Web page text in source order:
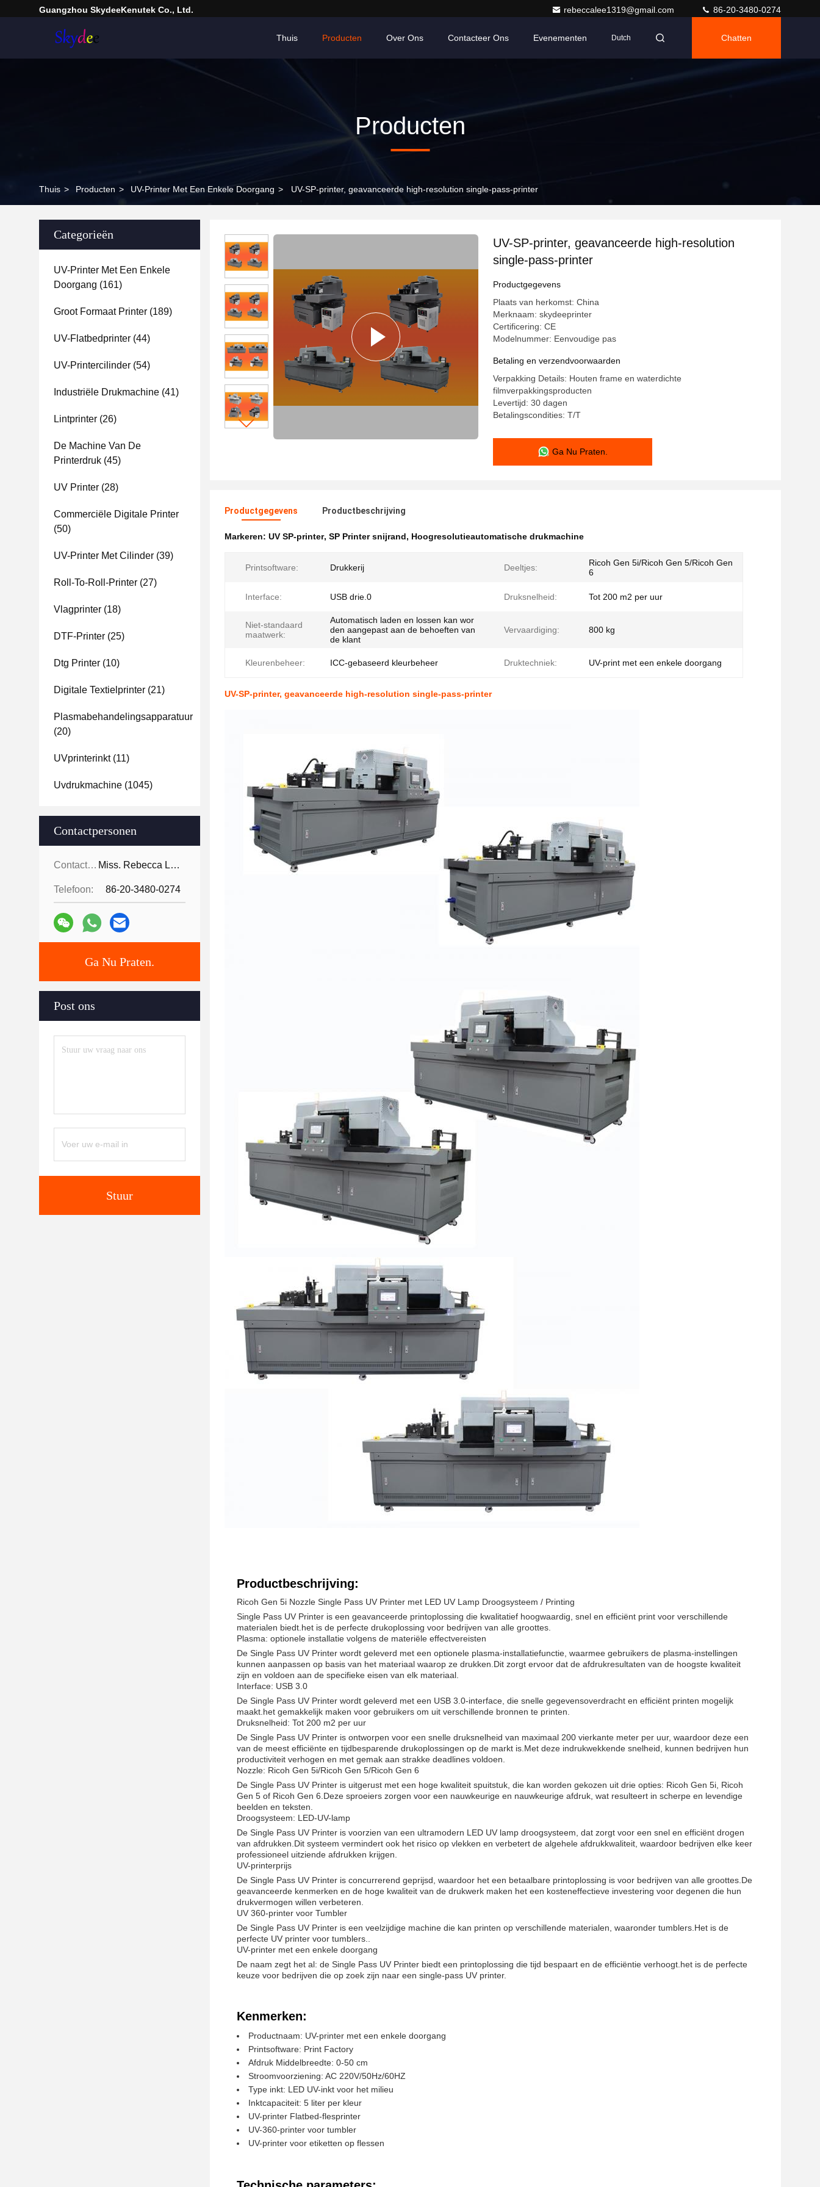
Guangzhou SkydeeKenutek Co., Ltd. rebeccalee1319@gmail.com 86-20-3480-0274
Thuis Producten Over Ons Contacteer Ons Evenementen Dutch Chatten
Producten
Thuis > Producten > UV-Printer Met Een Enkele Doorgang > UV-SP-printer, geavanceerde high-resolution single-pass-printer
Categorieën
UV-Printer Met Een Enkele
Doorgang (161)
Groot Formaat Printer (189)
UV-Flatbedprinter (44)
UV-Printercilinder (54)
Industriële Drukmachine (41)
Lintprinter (26)
De Machine Van De
Printerdruk (45)
UV Printer (28)
Commerciële Digitale Printer
(50)
UV-Printer Met Cilinder (39)
Roll-To-Roll-Printer (27)
Vlagprinter (18)
DTF-Printer (25)
Dtg Printer (10)
Digitale Textielprinter (21)
Plasmabehandelingsapparatuur
(20)
UVprinterinkt(11)
Uvdrukmachine (1045)
Contactpersonen
Contactpersonen: Miss. Rebecca Lee
Telefoon: 86-20-3480-0274
Ga Nu Praten.
Post ons
Stuur
UV-SP-printer, geavanceerde high-resolution
single-pass-printer
Productgegevens
Plaats van herkomst: China
Merknaam: skydeeprinter
Certificering: CE
Modelnummer: Eenvoudige pas
Betaling en verzendvoorwaarden
Verpakking Details: Houten frame en waterdichte
filmverpakkingsproducten
Levertijd: 30 dagen
Betalingscondities: T/T
Ga Nu Praten.
Productgegevens Productbeschrijving
Markeren: UV SP-printer, SP Printer snijrand, Hoogresolutieautomatische drukmachine
Printsoftware: Drukkerij Deeltjes:
Ricoh Gen 5i/Ricoh Gen 5/Ricoh Gen
6
Interface: USB drie.0 Druksnelheid: Tot 200 m2 per uur
Niet-standaard
maatwerk:
Automatisch laden en lossen kan wor
den aangepast aan de behoeften van
de klant
Vervaardiging: 800 kg
Kleurenbeheer: ICC-gebaseerd kleurbeheer Druktechniek: UV-print met een enkele doorgang
UV-SP-printer, geavanceerde high-resolution single-pass-printer
Productbeschrijving:
Ricoh Gen 5i Nozzle Single Pass UV Printer met LED UV Lamp Droogsysteem / Printing
Single Pass UV Printer is een geavanceerde printoplossing die kwalitatief hoogwaardig, snel en efficiënt print voor verschillende
materialen biedt.het is de perfecte drukoplossing voor bedrijven van alle groottes.
Plasma: optionele installatie volgens de materiële effectvereisten
De Single Pass UV Printer wordt geleverd met een optionele plasma-installatiefunctie, waarmee gebruikers de plasma-instellingen
kunnen aanpassen op basis van het materiaal waarop ze drukken.Dit zorgt ervoor dat de afdrukresultaten van de hoogste kwaliteit
zijn en voldoen aan de specifieke eisen van elk materiaal.
Interface: USB 3.0
De Single Pass UV Printer wordt geleverd met een USB 3.0-interface, die snelle gegevensoverdracht en efficiënt printen mogelijk
maakt.het gemakkelijk maken voor gebruikers om uit verschillende bronnen te printen.
Druksnelheid: Tot 200 m2 per uur
De Single Pass UV Printer is ontworpen voor een snelle druksnelheid van maximaal 200 vierkante meter per uur, waardoor deze een
van de meest efficiënte en tijdbesparende drukoplossingen op de markt is.Met deze indrukwekkende snelheid, kunnen bedrijven hun
productiviteit verhogen en met gemak aan strakke deadlines voldoen.
Nozzle: Ricoh Gen 5i/Ricoh Gen 5/Ricoh Gen 6
De Single Pass UV Printer is uitgerust met een hoge kwaliteit spuitstuk, die kan worden gekozen uit drie opties: Ricoh Gen 5i, Ricoh
Gen 5 of Ricoh Gen 6.Deze sproeiers zorgen voor een nauwkeurige en nauwkeurige afdruk, wat resulteert in scherpe en levendige
beelden en teksten.
Droogsysteem: LED-UV-lamp
De Single Pass UV Printer is voorzien van een ultramodern LED UV lamp droogsysteem, dat zorgt voor een snel en efficiënt drogen
van afdrukken.Dit systeem vermindert ook het risico op vlekken en verbetert de algehele afdrukkwaliteit, waardoor bedrijven elke keer
professioneel uitziende afdrukken krijgen.
UV-printerprijs
De Single Pass UV Printer is concurrerend geprijsd, waardoor het een betaalbare printoplossing is voor bedrijven van alle groottes.De
geavanceerde kenmerken en de hoge kwaliteit van de drukwerk maken het een kosteneffectieve investering voor degenen die hun
drukvermogen willen verbeteren.
UV 360-printer voor Tumbler
De Single Pass UV Printer is een veelzijdige machine die kan printen op verschillende materialen, waaronder tumblers.Het is de
perfecte UV printer voor tumblers..
UV-printer met een enkele doorgang
De naam zegt het al: de Single Pass UV Printer biedt een printoplossing die tijd bespaart en de efficiëntie verhoogt.het is de perfecte
keuze voor bedrijven die op zoek zijn naar een single-pass UV printer.
Kenmerken:
Productnaam: UV-printer met een enkele doorgang
Printsoftware: Print Factory
Afdruk Middelbreedte: 0-50 cm
Stroomvoorziening: AC 220V/50Hz/60HZ
Type inkt: LED UV-inkt voor het milieu
Inktcapaciteit: 5 liter per kleur
UV-printer Flatbed-flesprinter
UV-360-printer voor tumbler
UV-printer voor etiketten op flessen